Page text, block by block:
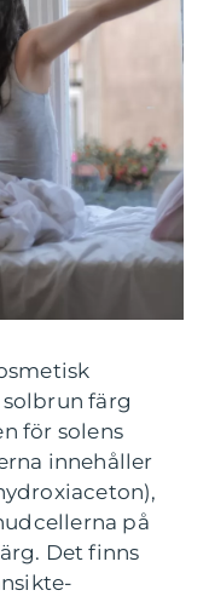
färg
för solens
innehåller
på
Det finns